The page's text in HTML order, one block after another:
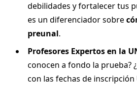
debilidades y fortalecer tus
es un diferenciador sobre
preunal.
Profesores Expertos en la
conocen a fondo la prueba?
con las fechas de inscripción